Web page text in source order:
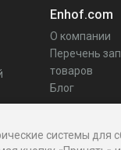
Enhof.com
О компании
Перечень
товаров
Блог
системы для